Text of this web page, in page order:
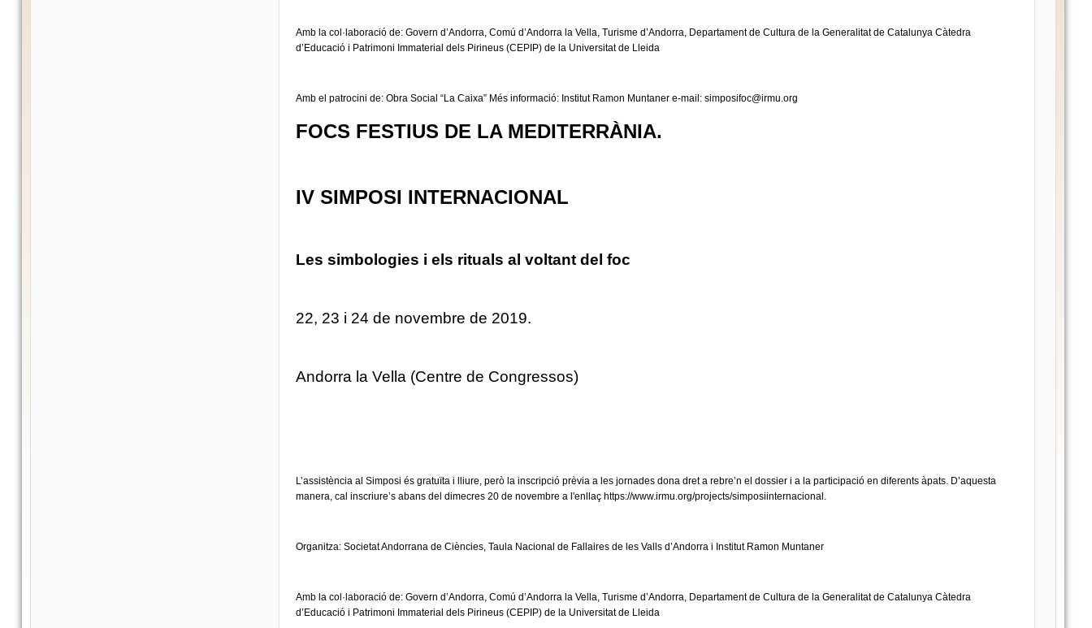
Amb la col·laboració de: Govern d’Andorra, Comú d’Andorra la Vella, Turisme d’Andorra, Departament de Cultura de la Generalitat de Catalunya Càtedra
d’Educació i Patrimoni Immaterial dels Pirineus (CEPIP) de la Universitat de Lleida
Amb el patrocini de: Obra Social “La Caixa” Més informació: Institut Ramon Muntaner e-mail: simposifoc@irmu.org
FOCS FESTIUS DE LA MEDITERRÀNIA.
IV SIMPOSI INTERNACIONAL
Les simbologies i els rituals al voltant del foc
22, 23 i 24 de novembre de 2019.
Andorra la Vella (Centre de Congressos)
L’assistència al Simposi és gratuïta i lliure, però la inscripció prèvia a les jornades dona dret a rebre’n el dossier i a la participació en diferents àpats. D’aquesta
manera, cal inscriure’s abans del dimecres 20 de novembre a l'enllaç https://www.irmu.org/projects/simposiinternacional.
Organitza: Societat Andorrana de Ciències, Taula Nacional de Fallaires de les Valls d’Andorra i Institut Ramon Muntaner
Amb la col·laboració de: Govern d’Andorra, Comú d’Andorra la Vella, Turisme d’Andorra, Departament de Cultura de la Generalitat de Catalunya Càtedra
d’Educació i Patrimoni Immaterial dels Pirineus (CEPIP) de la Universitat de Lleida